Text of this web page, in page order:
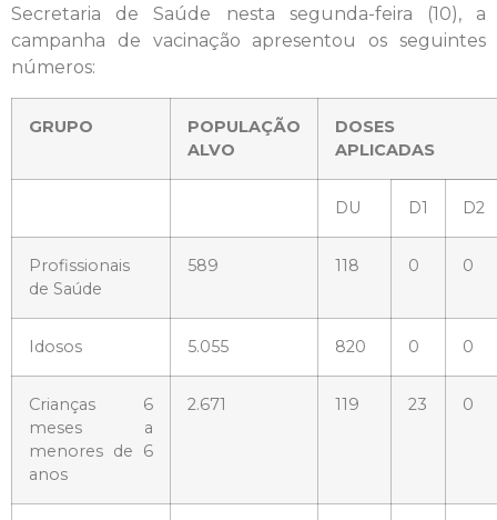
Secretaria de Saúde nesta segunda-feira (10), a
campanha de vacinação apresentou os seguintes
números:
GRUPO
POPULAÇÃO
ALVO
DOSES
APLICADAS
DU D1 D2
Profissionais
de Saúde
589 118 0 0
Idosos 5.055 820 0 0
Crianças 6
meses a
menores de 6
anos
2.671 119 23 0